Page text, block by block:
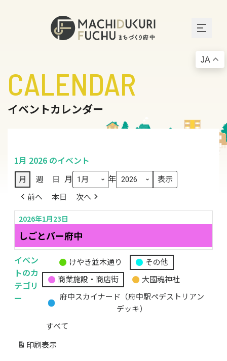
CALENDAR
イベントカレンダー
1月 2026 のイベント
月 週 日 月 年
前へ 本日 次へ
2026年1月23日
しごとバー府中
イベン
トのカ
テゴリ
ー
題
カ
ゴ
リ
けやき並木通り
その他
商業施設・商店街
大國魂神社
府中スカイナード（府中駅ペデストリアン
デッキ）
すべて
印刷 表示
JA